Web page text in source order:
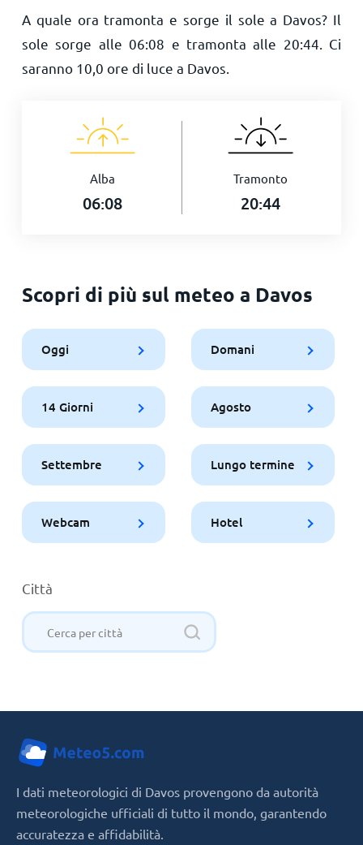
A quale ora tramonta e sorge il sole a Davos? Il
sole sorge alle06:08 e tramonta alle 20:44 . Ci
saranno 10,0 ore di luce a Davos.
Alba
06:08
Tramonto
20:44
Scopri di più sul meteo a Davos
Oggi Domani
14 Giorni Agosto
Settembre Lungo termine
Webcam Hotel
Città
I dati meteorologici di Davos provengono da autorità
meteorologiche ufficiali di tutto il mondo, garantendo
accuratezza e affidabilità.